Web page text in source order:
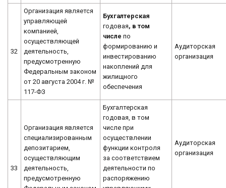
32
Организация является
управляющей
компанией,
осуществляющей
деятельность,
предусмотренную
Федеральным законом
от 20 августа 2004 г. №
117-ФЗ
Бухгалтерская
годовая, в том
числе по
формированию и
инвестированию
накоплений для
жилищного
обеспечения
Аудиторская
организация
33
Организация является
специализированным
депозитарием,
осуществляющим
деятельность,
предусмотренную
Бухгалтерская
годовая, в том
числе при
осуществлении
функции контроля
за соответствием
деятельности по
распоряжению
Аудиторская
организация